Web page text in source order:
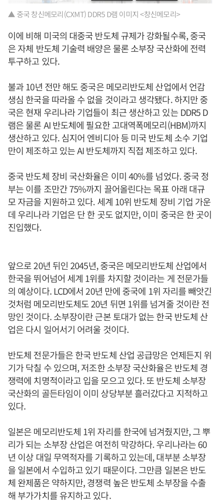
▲ 중국 창신메모리(CXMT) DDR5 D램 이미지 <창신메모리>
이에 비해 미국의 대중국 반도체 규제가 강화될수록, 중국
은 자체 반도체 기술력 배양은 물론 소부장 국산화에 전력
투구하고 있다.
불과 10년 전만 해도 중국은 메모리반도체 산업에서 언감
생심 한국을 따라올 수 없을 것이라고 생각됐다. 하지만 중
국은 현재 우리나라 기업들이 최근 생산하고 있는 DDR5 D
램은 물론 AI 반도체에 필요한 고대역폭메모리(HBM)까지
생산하고 있다. 심지어 엔비디아 등 미국 반도체 소수 기업
만이 제조하고 있는 AI 반도체까지 직접 제조하고 있다.
중국 반도체 장비 국산화율은 이미 40%를 넘었다. 중국 정
부는 이를 조만간 75%까지 끌어올린다는 목표 아래 대규
모 자금을 지원하고 있다. 세계 10위 반도체 장비 기업 가운
데 우리나라 기업은 단 한 곳도 없지만, 이미 중국은 한 곳이
진입했다.
앞으로 20년 뒤인 2045년, 중국은 메모리반도체 산업에서
한국을 뛰어넘어 세계 1위를 차지할 것이라는 게 전문가들
의 예상이다. LCD에서 20년 만에 중국에 1위 자리를 빼앗긴
것처럼 메모리반도체도 20년 뒤면 1위를 넘겨줄 것이란 전
망인 것이다. 소부장이란 근본 토대가 없는 한국 반도체 산
업은 다시 일어서기 어려울 것이다.
반도체 전문가들은 한국 반도체 산업 공급망은 언제든지 위
기가 닥칠 수 있으며, 저조한 소부장 국산화율은 반도체 경
쟁력에 치명적이라고 입을 모으고 있다. 또 반도체 소부장
국산화의 골든타임이 이미 상당부분 흘러갔다고 지적하고
있다.
일본은 메모리반도체 1위 자리를 한국에 넘겨줬지만, 그 뿌
리가 되는 소부장 산업은 여전히 막강하다. 우리나라는 60
년 이상 대일 무역적자를 기록하고 있는데, 대부분 소부장
을 일본에서 수입하고 있기 때문이다. 그만큼 일본은 반도
체 완제품은 약하지만, 경쟁력 높은 반도체 소부장을 수출
해 부가가치를 유지하고 있다.